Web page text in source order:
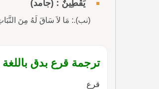
يَقْطِينٌ : (جامد)
(نب).: مَا لاَ سَاقَ لَهُ مِنَ
ترجمة قرع بدق باللغة
قرع